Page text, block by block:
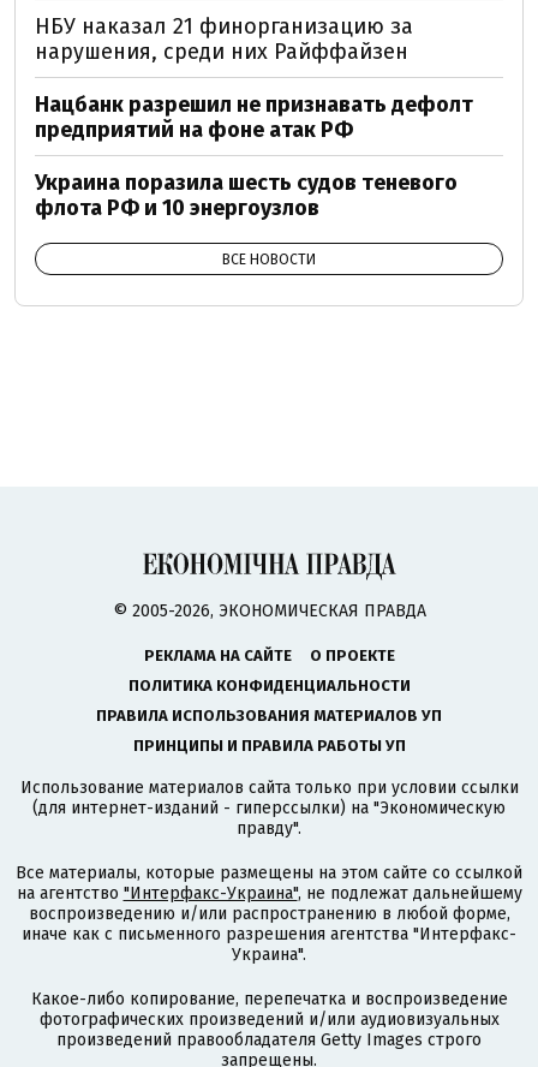
НБУ наказал 21 финорганизацию за
нарушения, среди них Райффайзен
Нацбанк разрешил не признавать дефолт
предприятий на фоне атак РФ
Украина поразила шесть судов теневого
флота РФ и 10 энергоузлов
ВСЕ НОВОСТИ
© 2005-2026, ЭКОНОМИЧЕСКАЯ ПРАВДА
РЕКЛАМА НА САЙТЕ
О ПРОЕКТЕ
ПОЛИТИКА КОНФИДЕНЦИАЛЬНОСТИ
ПРАВИЛА ИСПОЛЬЗОВАНИЯ МАТЕРИАЛОВ УП
ПРИНЦИПЫ И ПРАВИЛА РАБОТЫ УП
Использование материалов сайта только при условии ссылки
(для интернет-изданий - гиперссылки) на "Экономическую
правду".
Все материалы, которые размещены на этом сайте со ссылкой
на агентство "Интерфакс-Украина", не подлежат дальнейшему
воспроизведению и/или распространению в любой форме,
иначе как с письменного разрешения агентства "Интерфакс-
Украина".
Какое-либо копирование, перепечатка и воспроизведение
фотографических произведений и/или аудиовизуальных
произведений правообладателя Getty Images строго
запрещены.